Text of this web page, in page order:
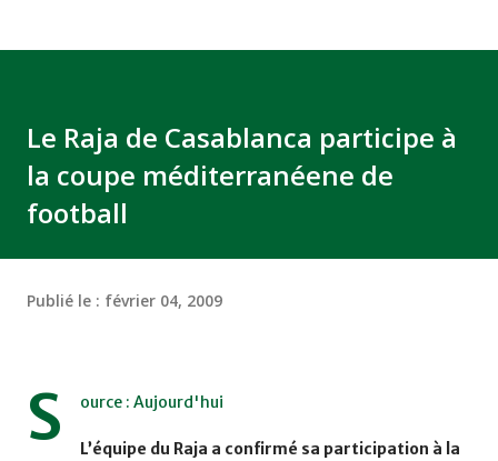
Le Raja de Casablanca participe à
la coupe méditerranéene de
football
Publié le : février 04, 2009
S ource : Aujourd'hui
L’équipe du Raja a confirmé sa participation à la